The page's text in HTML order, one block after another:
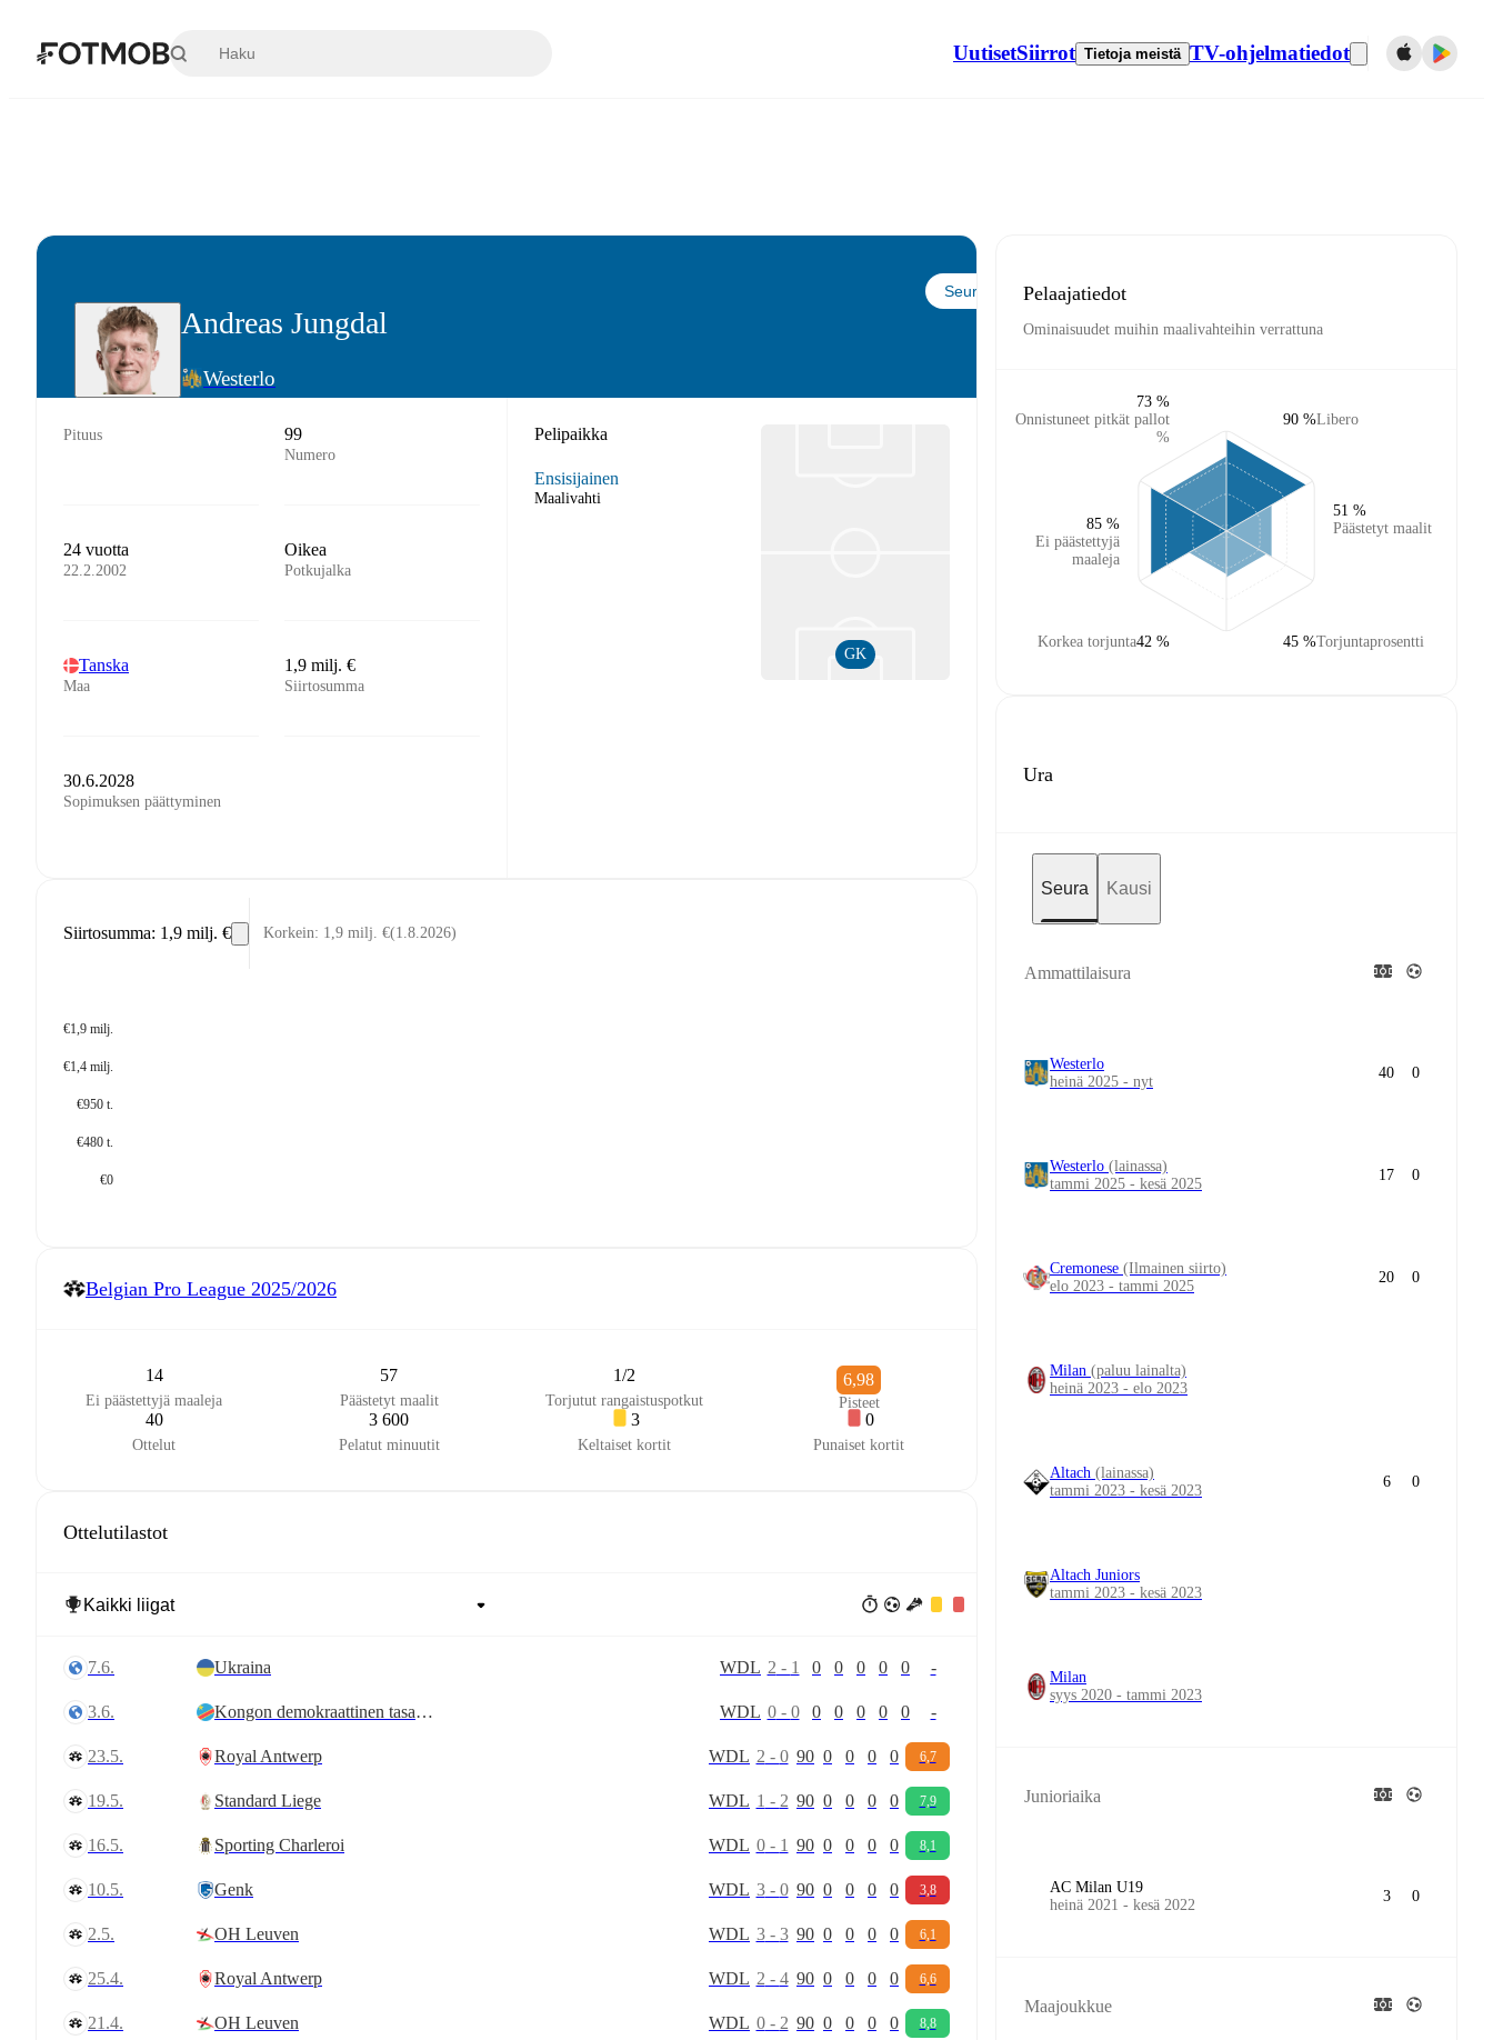
UutisetSiirrot Tietoja meistä TV-ohjelmatiedot
Andreas Jungdal
Westerlo
Seuraa
Pituus 99
Numero
24 vuotta
22.2.2002
Oikea
Potkujalka
Tanska
Maa
1,9 milj. €
Siirtosumma
30.6.2028
Sopimuksen päättyminen
Pelipaikka
Ensisijainen
Maalivahti
GK
Siirtosumma: 1,9 milj. € Korkein: 1,9 milj. €(1.8.2026)
€1,9 milj.
€1,4 milj.
€950 t.
€480 t.
€0
Belgian Pro League 2025/2026
14
Ei päästettyjä maaleja
57
Päästetyt maalit
1/2
Torjutut rangaistuspotkut
6,98
Pisteet
40
Ottelut
3 600
Pelatut minuutit
3
Keltaiset kortit
0
Punaiset kortit
Ottelutilastot
7.6. Ukraina WDL 2 - 1 0 0 0 0 0 -
3.6. Kongon demokraattinen tasavalta WDL 0- 0 0 0 0 0 0 -
23.5. Royal Antwerp WDL 2 - 0 90 0 0 0 0 6,7
19.5. Standard Liege WDL 1 - 2 90 0 0 0 0 7,9
16.5. Sporting Charleroi WDL 0- 1 90 0 0 0 0 8,1
10.5. Genk WDL 3- 0 90 0 0 0 0 3,8
2.5. OH Leuven WDL 3- 3 90 0 0 0 0 6,1
25.4. Royal Antwerp WDL 2 - 4 90 0 0 0 0 6,6
21.4. OH Leuven WDL 0- 2 90 0 0 0 0 8,8
Pelaajatiedot
Ominaisuudet muihin maalivahteihin verrattuna
Onnistuneet pitkät pallot
%
73 %
Ei päästettyjä
maaleja
85 %
Korkea torjunta42 %
Libero
90 %
Päästetyt maalit
51 %
Torjuntaprosentti
45 %
Ura
Seura Kausi
Ammattilaisura
Westerlo
heinä 2025 - nyt
40 0
Westerlo (lainassa)
tammi 2025 - kesä 2025
17 0
Cremonese (Ilmainen siirto)
elo 2023 - tammi 2025
20 0
Milan (paluu lainalta)
heinä 2023 - elo 2023
Altach (lainassa)
tammi 2023 - kesä 2023
6 0
Altach Juniors
tammi 2023 - kesä 2023
Milan
syys 2020 - tammi 2023
Junioriaika
AC Milan U19
heinä 2021 - kesä 2022
3 0
Maajoukkue